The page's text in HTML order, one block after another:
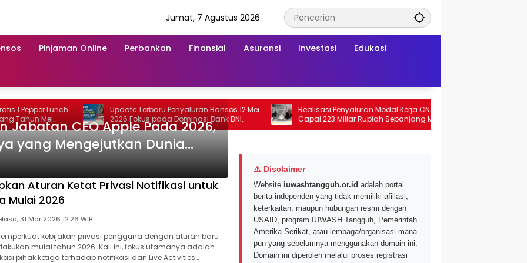
Jumat, 7 Agustus 2026
Pinjaman Online Perbankan Finansial Asuransi Investasi Edukasi
Lunch
Mei
Update Terbaru Penyaluran Bansos 12 Mei
2026 Fokus pada Dominasi Bank BNI
serta Struk BRI
Realisasi Penyaluran Modal Kerja CNAF
Capai 223 Miliar Rupiah Sepanjang Maret
2026 Ini
Jabatan CEO Apple Pada 2026,
yang Mengejutkan Dunia
Aturan Ketat Privasi Notifikasi untuk
Mulai 2026
Selasa, 31 Mar 2026 12:26 WIB
kebijakan privasi pengguna dengan aturan baru
mulai tahun 2026. Kali ini, fokus utamanya adalah
pihak ketiga terhadap notifikasi dan Live Activities…
⚠ Disclaimer
Website iuwashtangguh.or.id adalah portal
berita independen yang tidak memiliki afiliasi,
keterkaitan, maupun hubungan resmi dengan
USAID, program IUWASH Tangguh, Pemerintah
Amerika Serikat, atau lembaga/organisasi mana
pun yang sebelumnya menggunakan domain ini.
Domain ini diperoleh melalui proses registrasi